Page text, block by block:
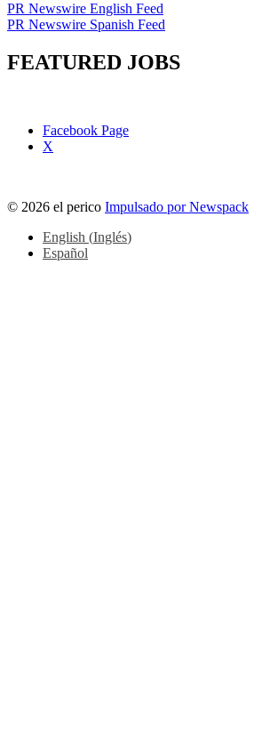
PR Newswire English Feed
PR Newswire Spanish Feed
FEATURED JOBS
Facebook Page
X
© 2026 el perico Impulsado por Newspack
English (Inglés)
Español